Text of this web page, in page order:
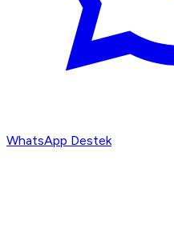
WhatsApp Destek